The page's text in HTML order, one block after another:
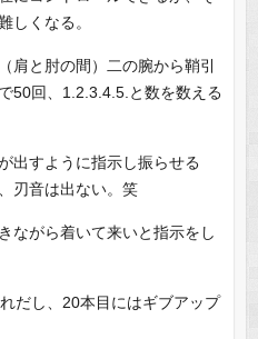
しくなる。
肩と肘の間）二の腕から鞘引
50回、1.2.3.4.5.と数を数える
出すように指示し振らせる
、刃音は出ない。笑
ながら着いて来いと指示をし
だし、20本目にはギブアップ